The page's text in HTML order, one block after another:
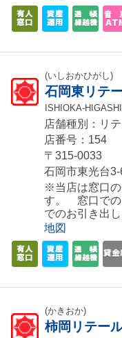
(いしおかひがし)
石岡東リテ
ISHIOKA-
店舗種別：リ
店番号：154
〒315-0033
石岡市東光台3-
※当店は窓口の
す。 窓口での
でのお引き出
地図
(かきおか)
柿岡リテー